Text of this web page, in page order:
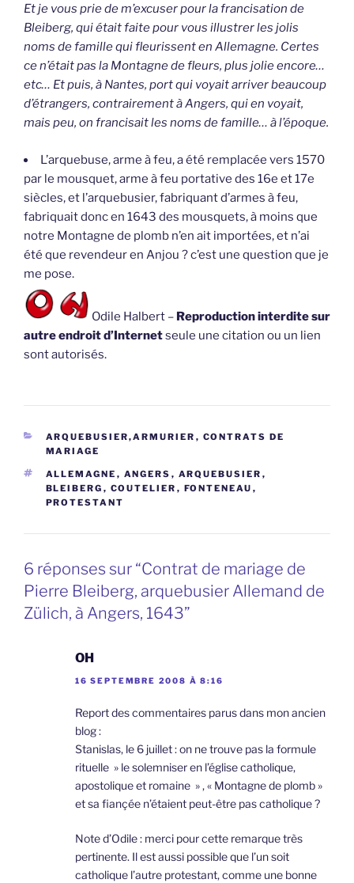
Et je vous prie de m’excuser pour la francisation de
Bleiberg, qui était faite pour vous illustrer les jolis
noms de famille qui fleurissent en Allemagne. Certes
ce n’était pas la Montagne de fleurs, plus jolie encore…
etc… Et puis, à Nantes, port qui voyait arriver beaucoup
d’étrangers, contrairement à Angers, qui en voyait,
mais peu, on francisait les noms de famille… à l’époque.
L’arquebuse, arme à feu, a été remplacée vers 1570
par le mousquet, arme à feu portative des 16e et 17e
siècles, et l’arquebusier, fabriquant d’armes à feu,
fabriquait donc en 1643 des mousquets, à moins que
notre Montagne de plomb n’en ait importées, et n’ai
été que revendeur en Anjou ? c’est une question que je
me pose.
Odile Halbert – Reproduction interdite sur
autre endroit d’Internetseule une citation ou un lien
sont autorisés.
CATÉGORIES
ARQUEBUSIER,ARMURIER , CONTRATS DE
MARIAGE
ÉTIQUETTES
ALLEMAGNE , ANGERS , ARQUEBUSIER ,
BLEIBERG , COUTELIER , FONTENEAU ,
PROTESTANT
6 réponses sur “Contrat de mariage de
Pierre Bleiberg, arquebusier Allemand de
Zülich, à Angers, 1643”
OH
16 SEPTEMBRE 2008 À 8:16
Report des commentaires parus dans mon ancien
blog :
Stanislas, le 6 juillet : on ne trouve pas la formule
rituelle » le solemniser en l’église catholique,
apostolique et romaine » , « Montagne de plomb »
et sa fiançée n’étaient peut-être pas catholique ?
Note d’Odile : merci pour cette remarque très
pertinente. Il est aussi possible que l’un soit
catholique l’autre protestant, comme une bonne